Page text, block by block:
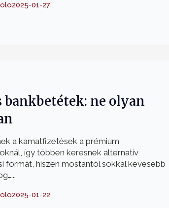
2025-01-27
bankbetétek: ne olyan
a kamatfizetések a prémium
így többen keresnek alternatív
formát, hiszen mostantól sokkal kevesebb
2025-01-22